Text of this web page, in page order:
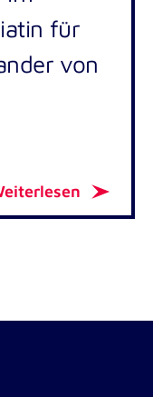
für
von